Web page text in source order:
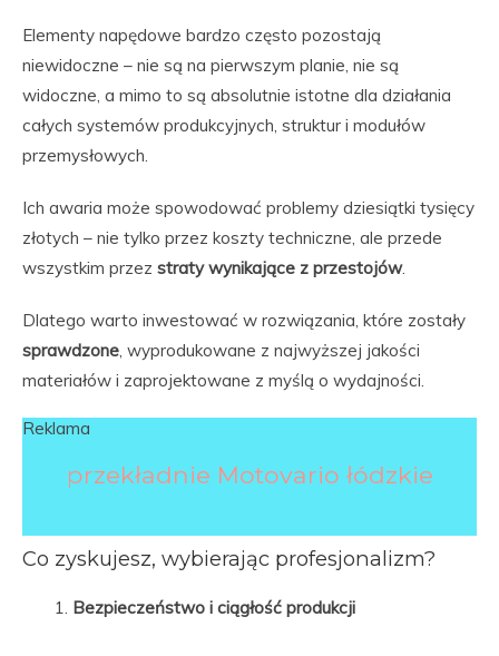
Elementy napędowe bardzo często pozostają
niewidoczne – nie są na pierwszym planie, nie są
widoczne, a mimo to są absolutnie istotne dla działania
całych systemów produkcyjnych, struktur i modułów
przemysłowych.
Ich awaria może spowodować problemy dziesiątki tysięcy
złotych – nie tylko przez koszty techniczne, ale przede
wszystkim przez straty wynikające z przestojów.
Dlatego warto inwestować w rozwiązania, które zostały
sprawdzone, wyprodukowane z najwyższej jakości
materiałów i zaprojektowane z myślą o wydajności.
Reklama
przekładnie Motovario łódzkie
Co zyskujesz, wybierając profesjonalizm?
Bezpieczeństwo i ciągłość produkcji